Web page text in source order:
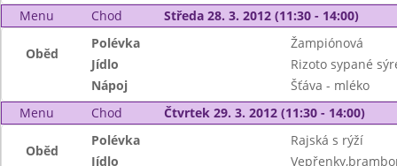
Menu
Chod Středa 28. 3. 2012 (11:30 - 14:00)
Oběd
Polévka
Žampiónová
Jídlo
Rizoto sypané
Nápoj
Šťáva - mléko
Menu
Chod Čtvrtek 29. 3. 2012 (11:30 - 14:00)
Oběd
Polévka
Rajská s rýží
Jídlo